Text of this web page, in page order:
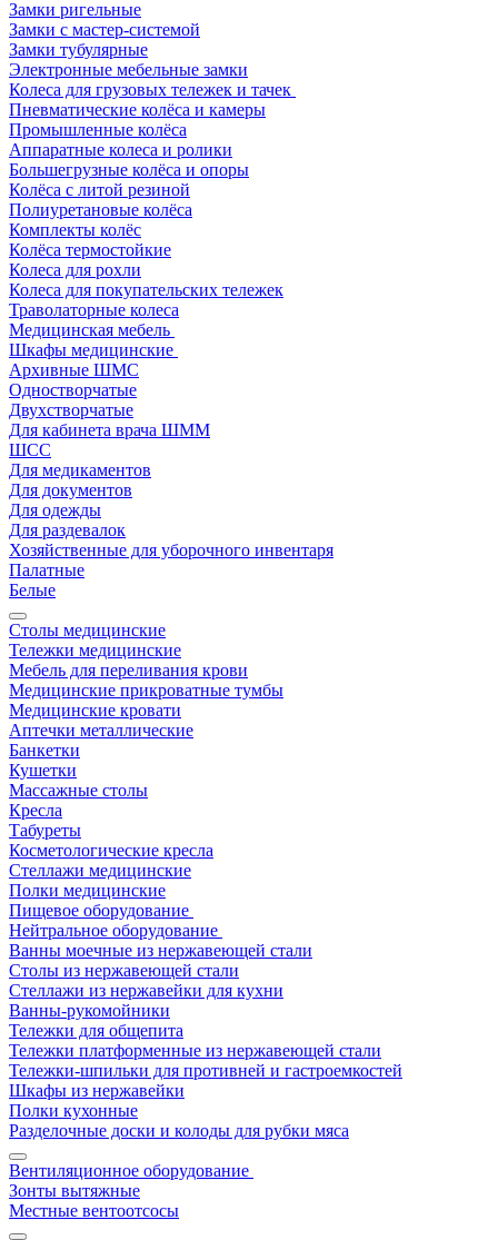
Замки ригельные
Замки с мастер-системой
Замки тубулярные
Электронные мебельные замки
Колеса для грузовых тележек и тачек
Пневматические колёса и камеры
Промышленные колёса
Аппаратные колеса и ролики
Большегрузные колёса и опоры
Колёса с литой резиной
Полиуретановые колёса
Комплекты колёс
Колёса термостойкие
Колеса для рохли
Колеса для покупательских тележек
Траволаторные колеса
Медицинская мебель
Шкафы медицинские
Архивные ШМС
Одностворчатые
Двухстворчатые
Для кабинета врача ШММ
ШСС
Для медикаментов
Для документов
Для одежды
Для раздевалок
Хозяйственные для уборочного инвентаря
Палатные
Белые
Столы медицинские
Тележки медицинские
Мебель для переливания крови
Медицинские прикроватные тумбы
Медицинские кровати
Аптечки металлические
Банкетки
Кушетки
Массажные столы
Кресла
Табуреты
Косметологические кресла
Стеллажи медицинские
Полки медицинские
Пищевое оборудование
Нейтральное оборудование
Ванны моечные из нержавеющей стали
Столы из нержавеющей стали
Стеллажи из нержавейки для кухни
Ванны-рукомойники
Тележки для общепита
Тележки платформенные из нержавеющей стали
Тележки-шпильки для противней и гастроемкостей
Шкафы из нержавейки
Полки кухонные
Разделочные доски и колоды для рубки мяса
Вентиляционное оборудование
Зонты вытяжные
Местные вентоотсосы